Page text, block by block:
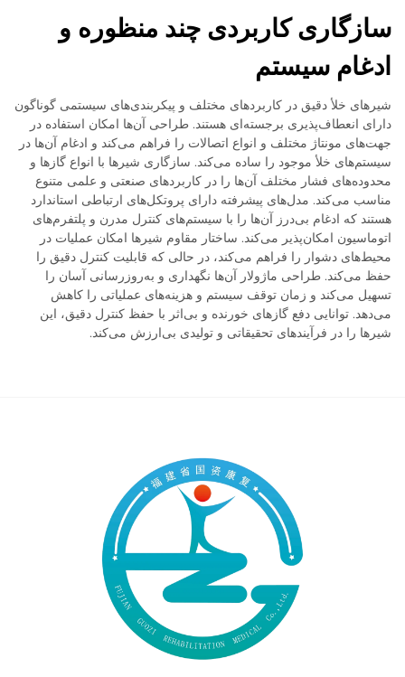
سازگاری کاربردی چند منظوره و
ادغام سیستم
شیرهای خلأ دقیق در کاربردهای مختلف و پیکربندی‌های سیستمی گوناگون
دارای انعطاف‌پذیری برجسته‌ای هستند. طراحی آن‌ها امکان استفاده در
جهت‌های مونتاژ مختلف و انواع اتصالات را فراهم می‌کند و ادغام آن‌ها در
سیستم‌های خلأ موجود را ساده می‌کند. سازگاری شیرها با انواع گازها و
محدوده‌های فشار مختلف آن‌ها را در کاربردهای صنعتی و علمی متنوع
مناسب می‌کند. مدل‌های پیشرفته دارای پروتکل‌های ارتباطی استاندارد
هستند که ادغام بی‌درز آن‌ها را با سیستم‌های کنترل مدرن و پلتفرم‌های
اتوماسیون امکان‌پذیر می‌کند. ساختار مقاوم شیرها امکان عملیات در
محیط‌های دشوار را فراهم می‌کند، در حالی که قابلیت کنترل دقیق را
حفظ می‌کند. طراحی ماژولار آن‌ها نگهداری و به‌روزرسانی آسان را
تسهیل می‌کند و زمان توقف سیستم و هزینه‌های عملیاتی را کاهش
می‌دهد. توانایی دفع گازهای خورنده و بی‌اثر با حفظ کنترل دقیق، این
شیرها را در فرآیندهای تحقیقاتی و تولیدی بی‌ارزش می‌کند.